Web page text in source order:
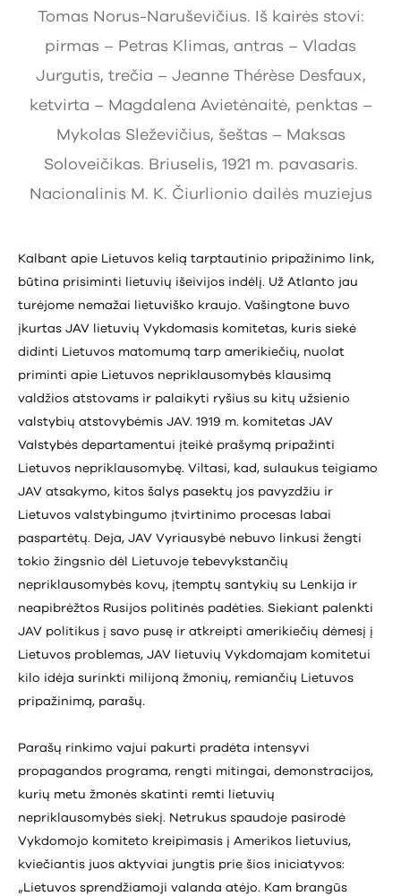
Tomas Norus-Naruševičius. Iš kairės stovi:
pirmas – Petras Klimas, antras – Vladas
Jurgutis, trečia – Jeanne Thérèse Desfaux,
ketvirta – Magdalena Avietėnaitė, penktas –
Mykolas Sleževičius, šeštas – Maksas
Soloveičikas. Briuselis, 1921 m. pavasaris.
Nacionalinis M. K. Čiurlionio dailės muziejus
Kalbant apie Lietuvos kelią tarptautinio pripažinimo link,
būtina prisiminti lietuvių išeivijos indėlį. Už Atlanto jau
turėjome nemažai lietuviško kraujo. Vašingtone buvo
įkurtas JAV lietuvių Vykdomasis komitetas, kuris siekė
didinti Lietuvos matomumą tarp amerikiečių, nuolat
priminti apie Lietuvos nepriklausomybės klausimą
valdžios atstovams ir palaikyti ryšius su kitų užsienio
valstybių atstovybėmis JAV. 1919 m. komitetas JAV
Valstybės departamentui įteikė prašymą pripažinti
Lietuvos nepriklausomybę. Viltasi, kad, sulaukus teigiamo
JAV atsakymo, kitos šalys pasektų jos pavyzdžiu ir
Lietuvos valstybingumo įtvirtinimo procesas labai
paspartėtų. Deja, JAV Vyriausybė nebuvo linkusi žengti
tokio žingsnio dėl Lietuvoje tebevykstančių
nepriklausomybės kovų, įtemptų santykių su Lenkija ir
neapibrėžtos Rusijos politinės padėties. Siekiant palenkti
JAV politikus į savo pusę ir atkreipti amerikiečių dėmesį į
Lietuvos problemas, JAV lietuvių Vykdomajam komitetui
kilo idėja surinkti milijoną žmonių, remiančių Lietuvos
pripažinimą, parašų.
Parašų rinkimo vajui pakurti pradėta intensyvi
propagandos programa, rengti mitingai, demonstracijos,
kurių metu žmonės skatinti remti lietuvių
nepriklausomybės siekį. Netrukus spaudoje pasirodė
Vykdomojo komiteto kreipimasis į Amerikos lietuvius,
kviečiantis juos aktyviai jungtis prie šios iniciatyvos:
„Lietuvos sprendžiamoji valanda atėjo. Kam brangūs